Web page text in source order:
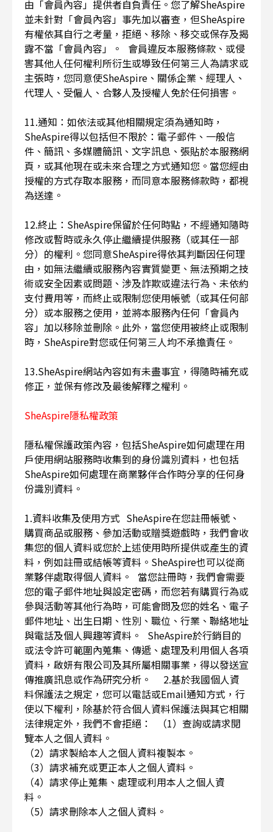
由「會員內容」提供者自負責任。您了解SheAspire
並未針對「會員內容」事先加以審查，但SheAspire
有權依其自行之考量，拒絕、移除、移交或保存及揭
露不當「會員內容」。 會員違反本服務條款、或侵
害其他人任何權利所衍生或導致任何第三人為請求或
主張時，您同意使SheAspire、關係企業、經理人、
代理人、受僱人、合夥人及授權人免於任何損害。
11.通知：如依法或其他相關規定須為通知時，
SheAspire得以包括但不限於：電子郵件、一般信
件、簡訊、多媒體簡訊、文字訊息、張貼於本服務網
頁，或其他現在或未來合理之方式通知您。當您經由
授權的方式存取本服務，而同意本服務條款時，都視
為送達。
12.終止：SheAspire保留於任何時點，不經通知隨時
修改或暫時或永久停止繼續提供服務（或其任一部
分）的權利。您同意SheAspire得依其判斷因任何理
由，如無法繼續或服務內容實質變更、無法預期之技
術或安全因素或問題、涉及詐欺或違法行為、未依約
支付費用等，而終止或限制您使用帳號（或其任何部
分）或本服務之使用，並將本服務內任何「會員內
容」加以移除並刪除。此外，當您使用被終止或限制
時，SheAspire對您或任何第三人均不承擔責任。
13.SheAspire網站內容如有未盡事宜，得隨時補充或
修正，並保有修改及最後解釋之權利。
SheAspire隱私權政策
隱私權保護政策內容，包括SheAspire如何處理在用
戶使用網站服務時收集到的身份識別資料，也包括
SheAspire如何處理在商業夥伴合作時分享的任何身
份識別資料。
1.資料收集及使用方式 SheAspire在您註冊帳號、
購買商品或服務、參加活動或贈獎遊戲時，我們會收
集您的個人資料或您於上述使用時所提供或產生的資
料，例如註冊或結帳等資料。SheAspire也可以從商
業夥伴處取得個人資料。 當您註冊時，我們會需要
您的電子郵件地址與設定密碼，而您若有購買行為或
參與活動等其他行為時，可能會問及您的姓名、電子
郵件地址、出生日期、性別、職位、行業、聯絡地址
與電話及個人興趣等資料。 SheAspire於行銷目的
或法令許可範圍內蒐集、傳遞、處理及利用個人各項
資料，啟妍有限公司及其所屬相關事業，得以發送宣
傳推廣訊息或作為研究分析。 2.基於我國個人資
料保護法之規定，您可以電話或Email通知方式，行
使以下權利，除基於符合個人資料保護法與其它相關
法律規定外，我們不會拒絕： （1）查詢或請求閱
覽本人之個人資料。
（2）請求製給本人之個人資料複製本。
（3）請求補充或更正本人之個人資料。
（4）請求停止蒐集、處理或利用本人之個人資
料。
（5）請求刪除本人之個人資料。